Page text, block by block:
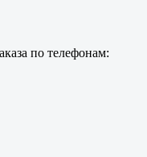
по телефонам: